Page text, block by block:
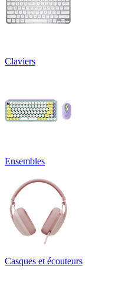
Claviers
Ensembles
Casques et écouteurs